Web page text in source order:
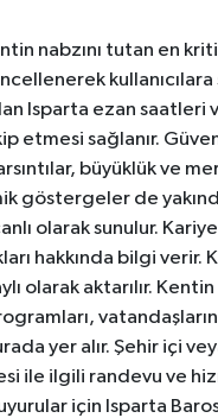
nabzını tutan en
Isparta ezan
sağlanır.
büyüklük ve
de
olarak sunulur.
hakkında bilgi verir.
olarak aktarılır.
yer alır. Şehir içi
ile ilgili randevu ve
için Isparta